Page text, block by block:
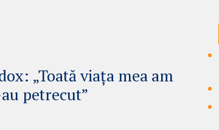
„Toată viaţa mea am
petrecut”